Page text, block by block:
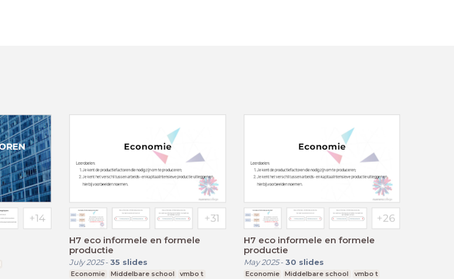
H7 eco informele en formele
productie
July 2025- 35 slides
Economie Middelbare school
vmbo t
H7 eco informele en formele
productie
May 2025- 30 slides
Economie Middelbare school
vmbo t